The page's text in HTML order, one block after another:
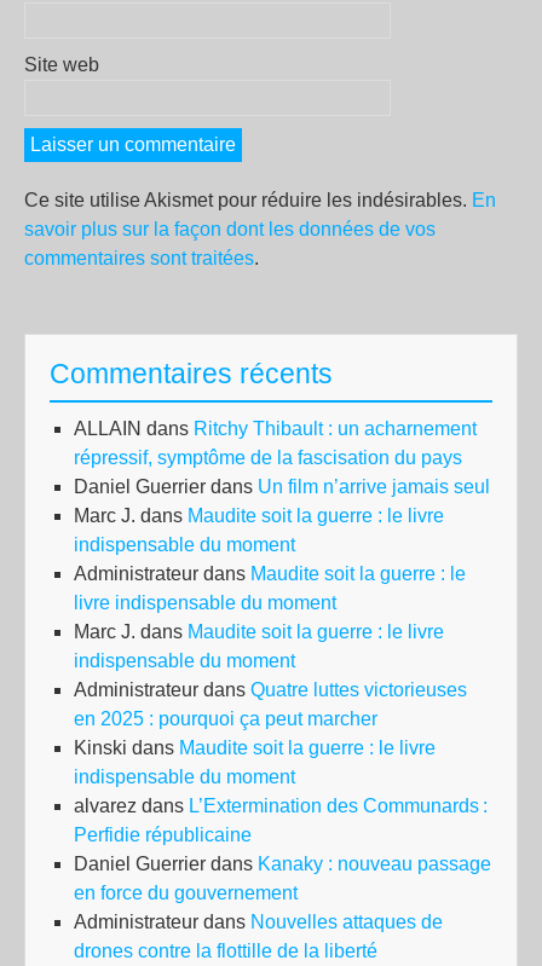
Site web
Ce site utilise Akismet pour réduire les indésirables. En
savoir plus sur la façon dont les données de vos
commentaires sont traitées.
Commentaires récents
ALLAIN dans Ritchy Thibault : un acharnement
répressif, symptôme de la fascisation du pays
Daniel Guerrier dans Un film n’arrive jamais seul
Marc J. dans Maudite soit la guerre : le livre
indispensable du moment
Administrateur dans Maudite soit la guerre : le
livre indispensable du moment
Marc J. dans Maudite soit la guerre : le livre
indispensable du moment
Administrateur dans Quatre luttes victorieuses
en 2025 : pourquoi ça peut marcher
Kinski dans Maudite soit la guerre : le livre
indispensable du moment
alvarez dans L’Extermination des Communards :
Perfidie républicaine
Daniel Guerrier dans Kanaky : nouveau passage
en force du gouvernement
Administrateur dans Nouvelles attaques de
drones contre la flottille de la liberté